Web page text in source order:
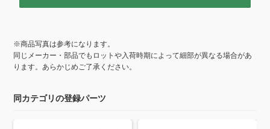
※商品写真は参考になります。
同じメーカー・部品でもロットや入荷時期によって細部が異なる場合があ
ります。あらかじめご了承ください。
同カテゴリの登録パーツ